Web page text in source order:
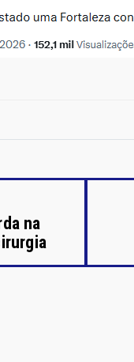
na